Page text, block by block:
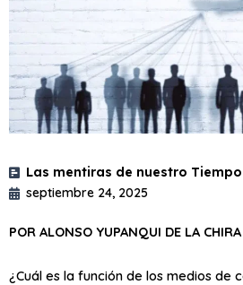
Las mentiras de nuestro Tiempo
septiembre 24, 2025
POR ALONSO YUPANQUI DE LA
¿Cuál es la función de los medios de